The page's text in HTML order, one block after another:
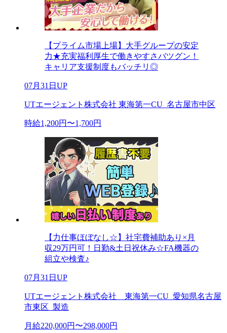
【プライム市場上場】大手グループの安定
力★充実福利厚生で働きやすさバツグン！
キャリア支援制度もバッチリ◎
07月31日UP
UTエージェント株式会社 東海第一CU_名古屋市中区
時給1,200円〜1,700円
【力仕事ほぼなし☆】社宅費補助あり×月
収29万円可！日勤&土日祝休み☆FA機器の
組立や検査♪
07月31日UP
UTエージェント株式会社 東海第一CU_愛知県名古屋
市東区_製造
月給220,000円〜298,000円